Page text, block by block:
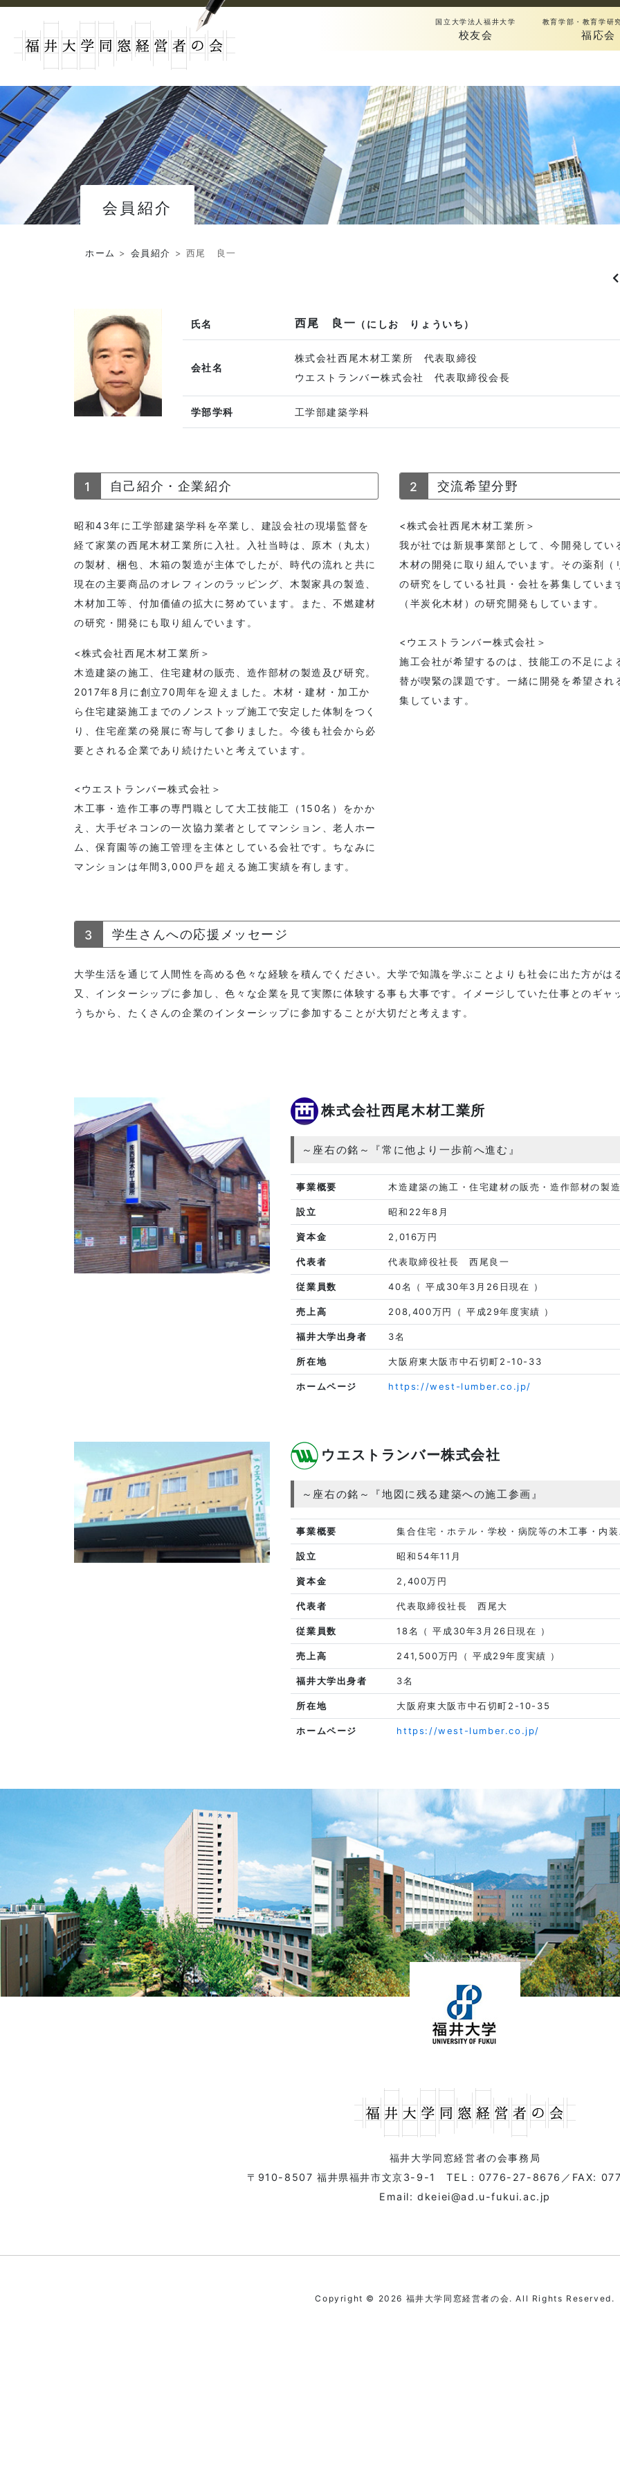
国立大学法人福井大学
校友会
教育学部・教育学研
福応会
会員紹介
ホーム > 会員紹介 > 西尾 良一
氏名 西尾 良一 （にしお りょういち）
会社名
株式会社西尾木材工業所 代表取締役
ウエストランバー株式会社 代表取締役会長
学部学科 工学部建築学科
1 自己紹介・企業紹介
昭和43年に工学部建築学科を卒業し、建設会社の現場監督を
経て家業の西尾木材工業所に入社。入社当時は、原木（丸太）
の製材、梱包、木箱の製造が主体でしたが、時代の流れと共に
現在の主要商品のオレフィンのラッピング、木製家具の製造、
木材加工等、付加価値の拡大に努めています。また、不燃建材
の研究・開発にも取り組んでいます。
<株式会社西尾木材工業所＞
木造建築の施工、住宅建材の販売、造作部材の製造及び研究。
2017年8月に創立70周年を迎えました。木材・建材・加工か
ら住宅建築施工までのノンストップ施工で安定した体制をつく
り、住宅産業の発展に寄与して参りました。今後も社会から必
要とされる企業であり続けたいと考えています。
<ウエストランバー株式会社＞
木工事・造作工事の専門職として大工技能工（150名）をかか
え、大手ゼネコンの一次協力業者としてマンション、老人ホー
ム、保育園等の施工管理を主体としている会社です。ちなみに
マンションは年間3,000戸を超える施工実績を有します。
2 交流希望分野
<株式会社西尾木材工業所＞
我が社では新規事業部として、今開発してい
木材の開発に取り組んでいます。その薬剤（
の研究をしている社員・会社を募集していま
（半炭化木材）の研究開発もしています。
<ウエストランバー株式会社＞
施工会社が希望するのは、技能工の不足によ
替が喫緊の課題です。一緒に開発を希望され
集しています。
3 学生さんへの応援メッセージ
大学生活を通じて人間性を高める色々な経験を積んでください。大学で知識を学ぶことよりも社会に出た方がは
又、インターシップに参加し、色々な企業を見て実際に体験する事も大事です。イメージしていた仕事とのギャ
うちから、たくさんの企業のインターシップに参加することが大切だと考えます。
株式会社西尾木材工業所
～座右の銘～『常に他より一歩前へ進む』
事業概要 木造建築の施工・住宅建材の販売・造作部材の製
設立 昭和22年8月
資本金 2,016万円
代表者 代表取締役社長 西尾良一
従業員数 40名（ 平成30年3月26日現在 ）
売上高 208,400万円（ 平成29年度実績 ）
福井大学出身者 3名
所在地 大阪府東大阪市中石切町2-10-33
ホームページ https://west-lumber.co.jp/
ウエストランバー株式会社
～座右の銘～『地図に残る建築への施工参画』
事業概要 集合住宅・ホテル・学校・病院等の木工事・内
設立 昭和54年11月
資本金 2,400万円
代表者 代表取締役社長 西尾大
従業員数 18名（ 平成30年3月26日現在 ）
売上高 241,500万円（ 平成29年度実績 ）
福井大学出身者 3名
所在地 大阪府東大阪市中石切町2-10-35
ホームページ https://west-lumber.co.jp/
福井大学同窓経営者の会事務局
〒910-8507 福井県福井市文京3-9-1TEL：0776-27-8676 ／FAX:
Email: dkeiei@ad.u-fukui.ac.jp
Copyright © 2026 福井大学同窓経営者の会. All Rights Reserved.